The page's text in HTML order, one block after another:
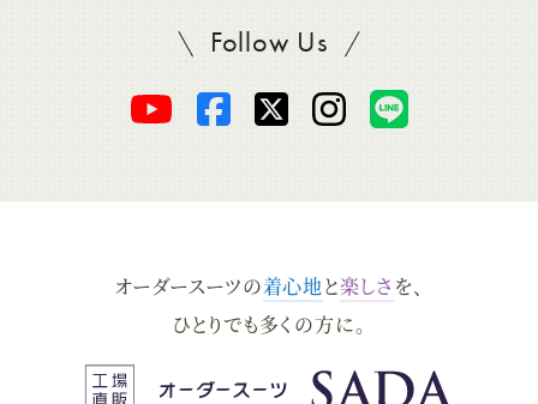
Follow UsSADAをフォロー
オ
ー
ス
オ
ー
ス
オ
ー
ス
オ
ー
ス
ス
オーダースーツの着心地と楽しさ を、
ひとりでも多くの方に。